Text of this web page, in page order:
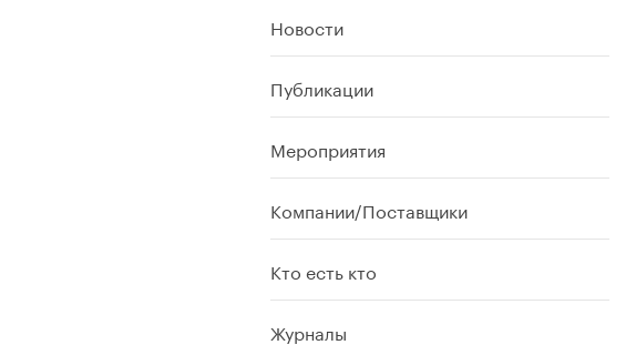
Новости
Публикации
Мероприятия
Компании/Поставщики
Кто есть кто
Журналы